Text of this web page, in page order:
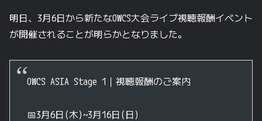
明日、3月6日から新たなOWCS大会ライブ視聴報酬イベント
が開催されることが明らかとなりました。
OWCS ASIA Stage 1｜視聴報酬のご案内
📅3月6日(木)~3月16日(日)